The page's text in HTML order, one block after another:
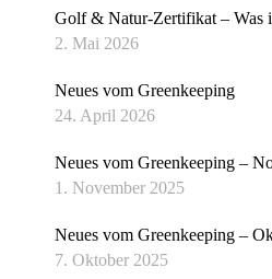
Golf & Natur-Zertifikat – Was
2. Mai 2026
Neues vom Greenkeeping
24. April 2026
Neues vom Greenkeeping –
1. November 2025
Neues vom Greenkeeping –
7. Oktober 2025